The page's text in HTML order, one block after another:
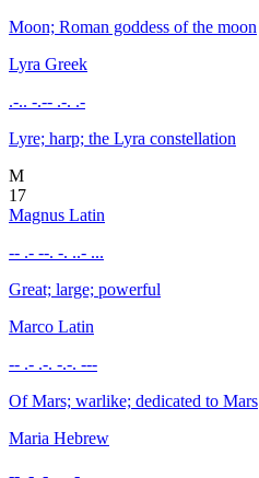
Moon; Roman goddess of the moon
Lyra Greek
.-.. -.-- .-. .-
Lyre; harp; the Lyra constellation
M
17
Magnus Latin
-- .- --. -. ..- ...
Great; large; powerful
Marco Latin
-- .- .-. -.-. ---
Of Mars; warlike; dedicated to Mars
Maria Hebrew